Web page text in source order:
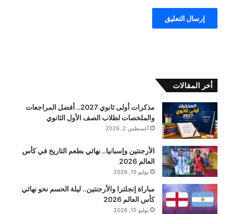
أخر المقالات
مذكرات أولى ثانوي 2027.. أفضل المراجعات
والملخصات لطلاب الصف الأول الثانوي
أغسطس 2, 2026
الأرجنتين وإسبانيا.. نهائي بطعم التاريخ في كأس
العالم 2026
يوليو 19, 2026
مباراة إنجلترا والأرجنتين.. ليلة الحسم نحو نهائي
كأس العالم 2026
يوليو 15, 2026